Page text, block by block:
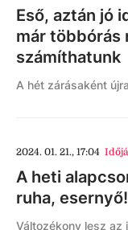
Eső, aztán jó
már többórás
számíthatunk
A hét zárásaként
2024. 01. 21., 17:04
A heti
ruha, esernyő!
Változékony lesz az